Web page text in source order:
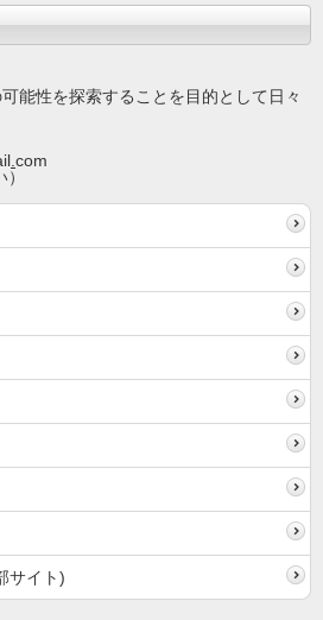
能性を探索することを目的として日々
com
サイト)